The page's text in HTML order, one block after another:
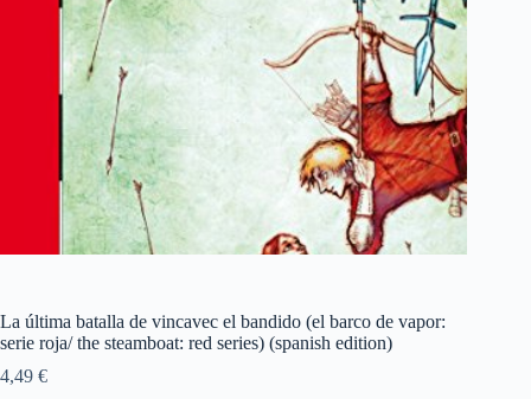
La última batalla de vincavec el bandido (el barco de vapor:
serie roja/ the steamboat: red series) (spanish edition)
4,49 €